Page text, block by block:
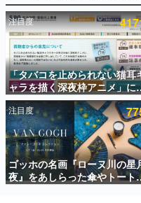
ど。多くの人々
事をまとめまし
ゲームの企
名作ゲームクリ
聞きし、ヒット
きます。
赫本
この物語を解い
の形をした短編
新世代に訊く
これからのデジ
の姿を追い、彼
注目度
「タバコを止められない猫耳
ャラを描く深夜枠アニメ」に
聴者の一部から批判意見。違
薬物の使用と思しき描写も含
て、BPOが議論を交わす
注目度
ゴッホの名画『ローヌ川の星
夜』をあしらった傘やトート
ッグなどが登場。8月7日21